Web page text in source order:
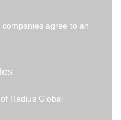
agree to an
Radius Global